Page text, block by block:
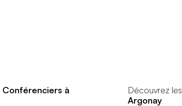
Conférenciers à
Découvrez les
Argonay